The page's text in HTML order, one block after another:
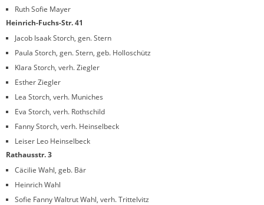
Ruth Sofie Mayer
Heinrich-Fuchs-Str. 41
Jacob Isaak Storch, gen. Stern
Paula Storch, gen. Stern, geb. Holloschütz
Klara Storch, verh. Ziegler
Esther Ziegler
Lea Storch, verh. Muniches
Eva Storch, verh. Rothschild
Fanny Storch, verh. Heinselbeck
Leiser Leo Heinselbeck
Rathausstr. 3
Cäcilie Wahl, geb. Bär
Heinrich Wahl
Sofie Fanny Waltrut Wahl, verh. Trittelvitz